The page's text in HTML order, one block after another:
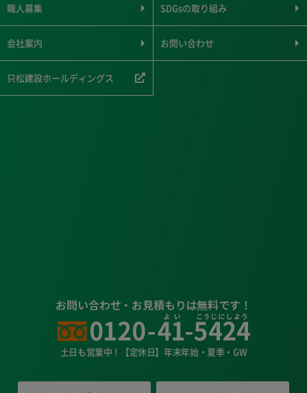
職人募集 SDGsの取り組み
会社案内 お問い合わせ
只松建設ホールディングス
お問い合わせ・お見積もりは無料です！
土日も営業中！【定休日】年末年始・夏季・GW